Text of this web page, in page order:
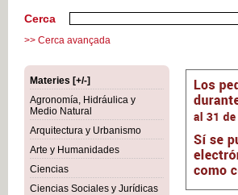
Cerca
>> Cerca avançada
Materies [+/-]
Agronomía, Hidráulica y
Medio Natural
Arquitectura y Urbanismo
Arte y Humanidades
Ciencias
Ciencias Sociales y Jurídicas